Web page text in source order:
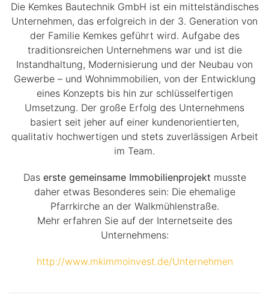
Die Kemkes Bautechnik GmbH ist ein mittelständisches
Unternehmen, das erfolgreich in der 3. Generation von
der Familie Kemkes geführt wird. Aufgabe des
traditionsreichen Unternehmens war und ist die
Instandhaltung, Modernisierung und der Neubau von
Gewerbe – und Wohnimmobilien, von der Entwicklung
eines Konzepts bis hin zur schlüsselfertigen
Umsetzung. Der große Erfolg des Unternehmens
basiert seit jeher auf einer kundenorientierten,
qualitativ hochwertigen und stets zuverlässigen Arbeit
im Team.
Das erste gemeinsame Immobilienprojekt musste
daher etwas Besonderes sein: Die ehemalige
Pfarrkirche an der Walkmühlenstraße.
Mehr erfahren Sie auf der Internetseite des
Unternehmens:
http://www.mkimmoinvest.de/Unternehmen